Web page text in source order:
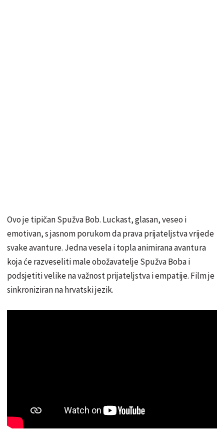
Ovo je tipičan Spužva Bob. Luckast, glasan, veseo i
emotivan, s jasnom porukom da prava prijateljstva vrijede
svake avanture. Jedna vesela i topla animirana avantura
koja će razveseliti male obožavatelje Spužva Boba i
podsjetiti velike na važnost prijateljstva i empatije. Film je
sinkroniziran na hrvatski jezik.